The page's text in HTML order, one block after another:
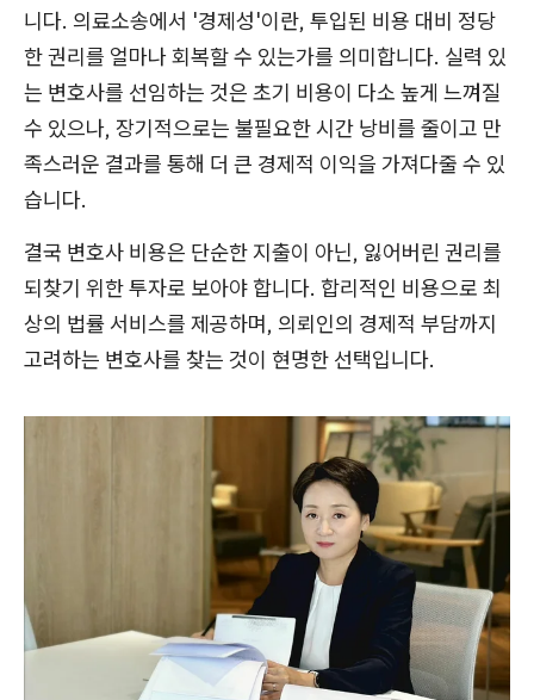
니다. 의료소송에서 '경제성'이란, 투입된 비용 대비 정당
한 권리를 얼마나 회복할 수 있는가를 의미합니다. 실력 있
는 변호사를 선임하는 것은 초기 비용이 다소 높게 느껴질
수 있으나, 장기적으로는 불필요한 시간 낭비를 줄이고 만
족스러운 결과를 통해 더 큰 경제적 이익을 가져다줄 수 있
습니다.
결국 변호사 비용은 단순한 지출이 아닌, 잃어버린 권리를
되찾기 위한 투자로 보아야 합니다. 합리적인 비용으로 최
상의 법률 서비스를 제공하며, 의뢰인의 경제적 부담까지
고려하는 변호사를 찾는 것이 현명한 선택입니다.